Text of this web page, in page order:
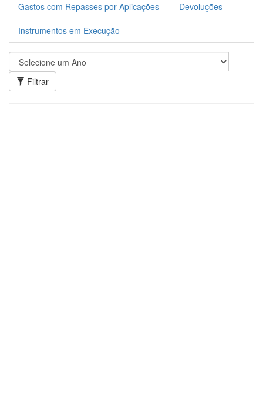
Gastos com Repasses por Aplicações Devoluções
Instrumentos em Execução
Filtrar